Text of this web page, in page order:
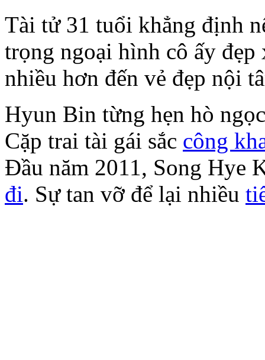
Tài tử 31 tuổi khẳng định
trọng ngoại hình cô ấy
nhiều hơn đến vẻ đẹp nội
Hyun Bin từng hẹn hò
Cặp trai tài gái sắc công
Đầu năm 2011, Song Hye
đi. Sự tan vỡ để lại nhiều